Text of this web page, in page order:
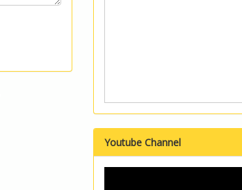
Youtube Channel